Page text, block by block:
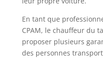
En tant que
CPAM, le chauffeur du
proposer plusieurs
des personnes